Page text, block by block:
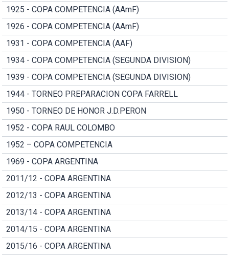
1925 - COPA COMPETENCIA (AAmF)
1926 - COPA COMPETENCIA (AAmF)
1931 - COPA COMPETENCIA (AAF)
1934 - COPA COMPETENCIA (SEGUNDA DIVISION)
1939 - COPA COMPETENCIA (SEGUNDA DIVISION)
1944 - TORNEO PREPARACION COPA FARRELL
1950 - TORNEO DE HONOR J.D.PERON
1952 - COPA RAUL COLOMBO
1952 – COPA COMPETENCIA
1969 - COPA ARGENTINA
2011/12 - COPA ARGENTINA
2012/13 - COPA ARGENTINA
2013/14 - COPA ARGENTINA
2014/15 - COPA ARGENTINA
2015/16 - COPA ARGENTINA